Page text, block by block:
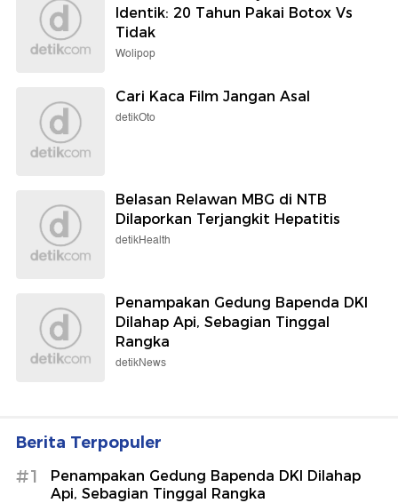
Identik: 20 Tahun Pakai Botox Vs
Tidak
Wolipop
Cari Kaca Film Jangan Asal
detikOto
Belasan Relawan MBG di NTB
Dilaporkan Terjangkit Hepatitis
detikHealth
Penampakan Gedung Bapenda DKI
Dilahap Api, Sebagian Tinggal
Rangka
detikNews
Berita Terpopuler
#1
Penampakan Gedung Bapenda DKI Dilahap
Api, Sebagian Tinggal Rangka